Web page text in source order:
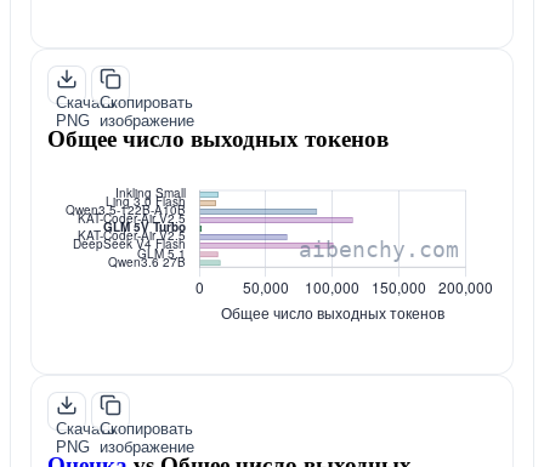
Скачать
PNG
Скопировать
изображение
Общее число выходных токенов
Скачать
PNG
Скопировать
изображение